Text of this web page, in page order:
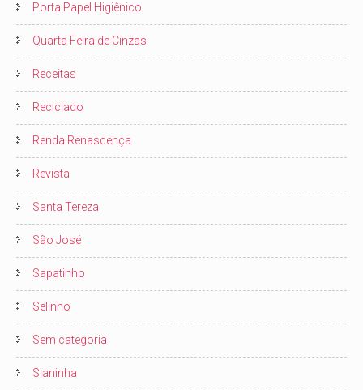
Porta Papel Higiênico
Quarta Feira de Cinzas
Receitas
Reciclado
Renda Renascença
Revista
Santa Tereza
São José
Sapatinho
Selinho
Sem categoria
Sianinha